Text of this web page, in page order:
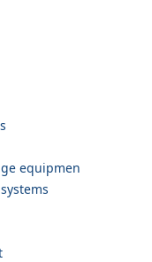
equipmen